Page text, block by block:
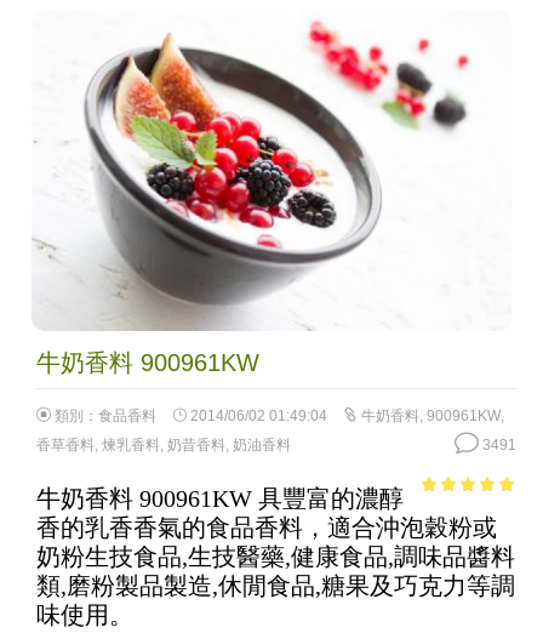
牛奶香料 900961KW
類別： 食品香料 2014/06/02 01:49:04 牛奶香料 900961KW,
香草香料 煉乳香料 奶昔香料 奶油香料 3491
5
牛奶香料 900961KW 具豐富的濃醇
香的乳香香氣的食品香料，適合沖泡穀粉或
奶粉生技食品,生技醫藥,健康食品,調味品醬料
類,磨粉製品製造,休閒食品,糖果及巧克力等調
味使用。